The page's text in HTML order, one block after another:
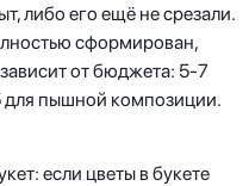
либо его ещё не срезали.
сформирован,
от бюджета: 5-7
для пышной композиции.
если цветы в букете